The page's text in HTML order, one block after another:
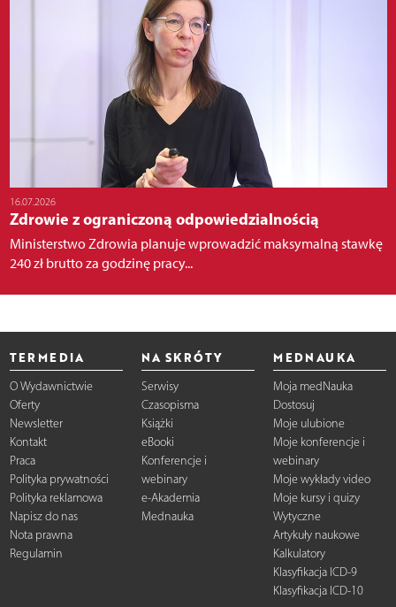
16.07.2026
Zdrowie z ograniczoną odpowiedzialnością
Ministerstwo Zdrowia planuje wprowadzić maksymalną stawkę
240 zł brutto za godzinę pracy...
TERMEDIA
O Wydawnictwie
Oferty
Newsletter
Kontakt
Praca
Polityka prywatności
Polityka reklamowa
Napisz do nas
Nota prawna
Regulamin
NA SKRÓTY
Serwisy
Czasopisma
Książki
eBooki
Konferencje i
webinary
e-Akademia
Mednauka
MEDNAUKA
Moja medNauka
Dostosuj
Moje ulubione
Moje konferencje i
webinary
Moje wykłady video
Moje kursy i quizy
Wytyczne
Artykuły naukowe
Kalkulatory
Klasyfikacja ICD-9
Klasyfikacja ICD-10